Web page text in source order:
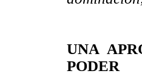
UNA
PODER